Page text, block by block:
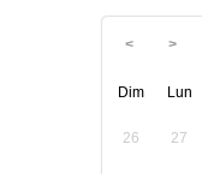
Dim Lun
26 27